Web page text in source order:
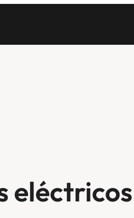
eléctricos